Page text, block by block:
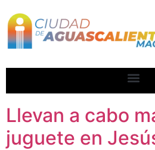
Llevan a cabo
juguete en